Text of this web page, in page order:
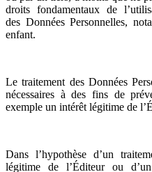
droits fondamentaux de
des Données Personnelles,
enfant.
Le traitement des Données
nécessaires à des fins de
exemple un intérêt légitime de
Dans l’hypothèse d’un
légitime de l’Éditeur ou